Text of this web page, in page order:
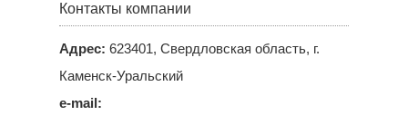
Контакты компании
Адрес: 623401, Свердловская область, г.
Каменск-Уральский
e-mail: